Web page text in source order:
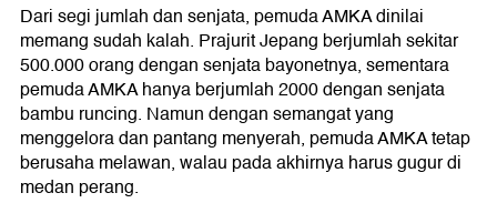
Dari segi jumlah dan senjata, pemuda AMKA dinilai
memang sudah kalah. Prajurit Jepang berjumlah sekitar
500.000 orang dengan senjata bayonetnya, sementara
pemuda AMKA hanya berjumlah 2000 dengan senjata
bambu runcing. Namun dengan semangat yang
menggelora dan pantang menyerah, pemuda AMKA tetap
berusaha melawan, walau pada akhirnya harus gugur di
medan perang.